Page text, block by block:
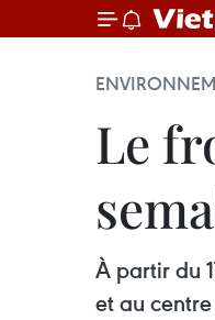
Le
À partir du
et au